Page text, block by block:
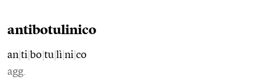
antibotulinico
an ti bo tu lì ni co
agg.